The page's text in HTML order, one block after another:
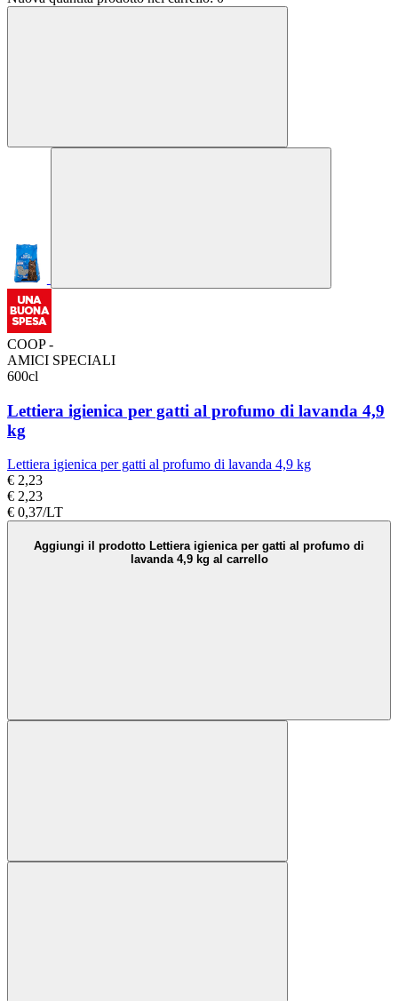
COOP -
AMICI SPECIALI
600cl
Lettiera igienica per gatti al profumo di lavanda 4,9
kg
Lettiera igienica per gatti al profumo di lavanda 4,9 kg
€ 2,23
€ 2,23
€ 0,37/LT
Aggiungi il prodotto Lettiera igienica per gatti al profumo di
lavanda 4,9 kg al carrello